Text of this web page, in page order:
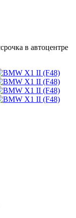
в автоцентре